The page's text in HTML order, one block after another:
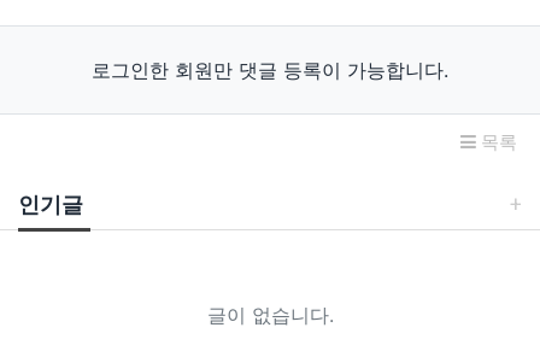
로그인한 회원만 댓글 등록이 가능합니다.
목록
인기글
글이 없습니다.